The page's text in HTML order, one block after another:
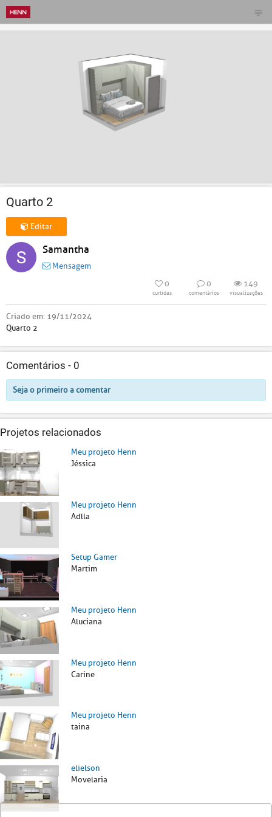
Quarto 2
Editar
Samantha
Mensagem
0
curtidas
0
comentários
149
visualizações
Criado em: 19/11/2024
Quarto 2
Comentários - 0
Seja o primeiro a comentar
Projetos relacionados
Meu projeto Henn
Jéssica
Meu projeto Henn
Adlla
Setup Gamer
Martim
Meu projeto Henn
Aluciana
Meu projeto Henn
Carine
Meu projeto Henn
taina
elielson
Movelaria